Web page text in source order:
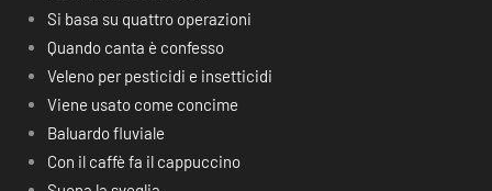
Si basa su quattro operazioni
Quando canta è confesso
Veleno per pesticidi e insetticidi
Viene usato come concime
Baluardo fluviale
Con il caffè fa il cappuccino